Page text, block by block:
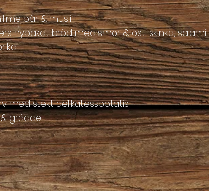
bär & musli
nybakat bröd med smör & ost, skinka,
med stekt delikatesspotatis
grädde